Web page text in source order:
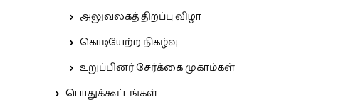
அலுவலகத் திறப்பு விழா
கொடியேற்ற நிகழ்வு
உறுப்பினர் சேர்க்கை முகாம்கள்
பொதுக்கூட்டங்கள்